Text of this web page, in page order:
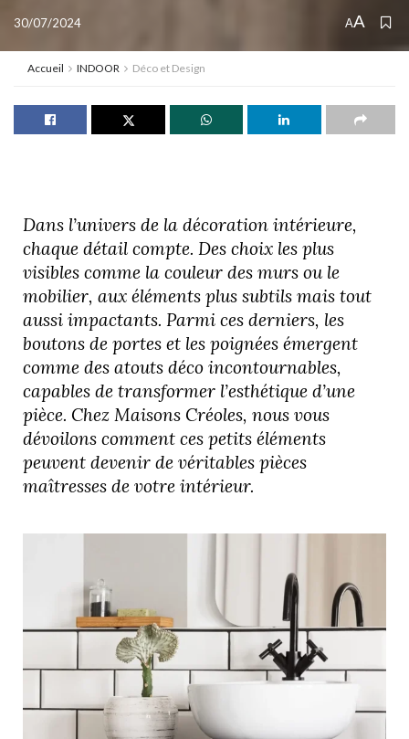
30/07/2024 AA
Accueil INDOOR Déco et Design
Dans l’univers de la décoration intérieure,
chaque détail compte. Des choix les plus
visibles comme la couleur des murs ou le
mobilier, aux éléments plus subtils mais tout
aussi impactants. Parmi ces derniers, les
boutons de portes et les poignées émergent
comme des atouts déco incontournables,
capables de transformer l’esthétique d’une
pièce. Chez Maisons Créoles, nous vous
dévoilons comment ces petits éléments
peuvent devenir de véritables pièces
maîtresses de votre intérieur.